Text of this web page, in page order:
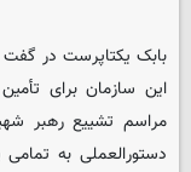
بابک یکتاپرست در گفت
این سازمان برای
مراسم تشییع رهبر
دستورالعملی به